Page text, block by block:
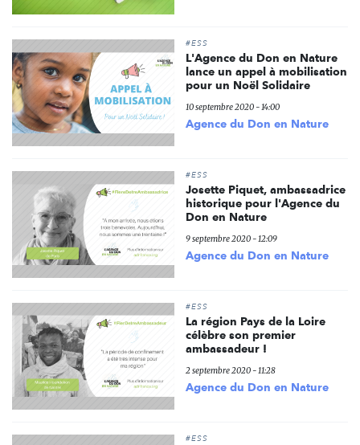
#ESS
L'Agence du Don en Nature
lance un appel à mobilisation
pour un Noël Solidaire
10 septembre 2020 - 14:00
Agence du Don en Nature
#ESS
Josette Piquet, ambassadrice
historique pour l'Agence du
Don en Nature
9 septembre 2020 - 12:09
Agence du Don en Nature
#ESS
La région Pays de la Loire
célèbre son premier
ambassadeur !
2 septembre 2020 - 11:28
Agence du Don en Nature
#ESS